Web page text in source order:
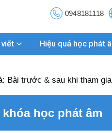
0948181118
Hiệu quả học phát
Bài trước & sau khi tham
học phát âm